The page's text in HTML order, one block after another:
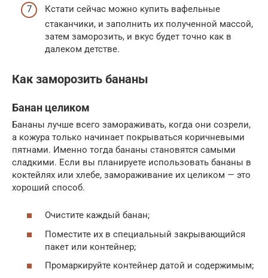
Кстати сейчас можно купить вафельные
стаканчики, и заполнить их полученной массой,
затем заморозить, и вкус будет точно как в
далеком детстве.
Как заморозить бананы
Банан целиком
Бананы лучше всего замораживать, когда они созрели,
а кожура только начинает покрываться коричневыми
пятнами. Именно тогда бананы становятся самыми
сладкими. Если вы планируете использовать бананы в
коктейлях или хлебе, замораживание их целиком — это
хороший способ.
Очистите каждый банан;
Поместите их в специальный закрывающийся
пакет или контейнер;
Промаркируйте контейнер датой и содержимым;